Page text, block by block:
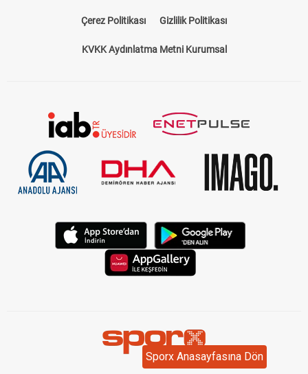
Sporx Anasayfasına Dön
Çerez Politikası Gizlilik Politikası
KVKK Aydınlatma Metni Kurumsal